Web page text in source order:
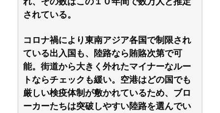
されている。
コロナ禍により東南アジア各国で制限され
ている出入国も、陸路なら賄賂次第で可
能。街道から大きく外れたマイナーなルー
トならチェックも緩い。空港はどの国でも
厳しい検疫体制が敷かれているため、ブロ
ーカーたちは突破しやすい陸路を選んでい